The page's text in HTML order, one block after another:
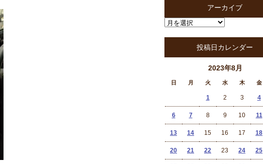
アーカイブ
投稿日カレンダー
2023年8月
日 月 火 水 木 金
1 2 3 4
6 7 8 9 10 11
13 14 15 16 17 18
20 21 22 23 24 25